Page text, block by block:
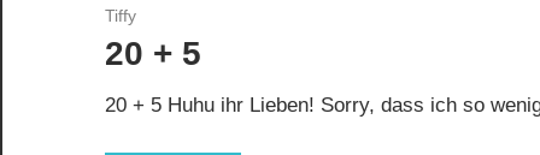
Tiffy
20 + 5
20 + 5 Huhu ihr Lieben! Sorry, dass ich so